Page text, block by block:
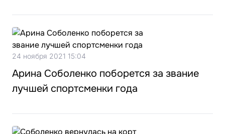
24 ноября 2021 15:04
Арина Соболенко поборется за звание
лучшей спортсменки года